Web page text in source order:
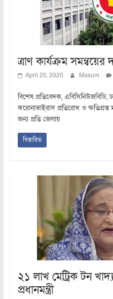
ত্রাণ কার্যক্রম
April 20, 2020 Masum
বিশেষ প্রতিবেদক, এবিসিনিউজবিডি,
করোনাভাইরাস প্রতিরোধ ও ক্ষতিগ্রস্ত
জন্য প্রতি জেলায়
বিস্তারিত
২১ লাখ মেট্রিক টন
প্রধানমন্ত্রী